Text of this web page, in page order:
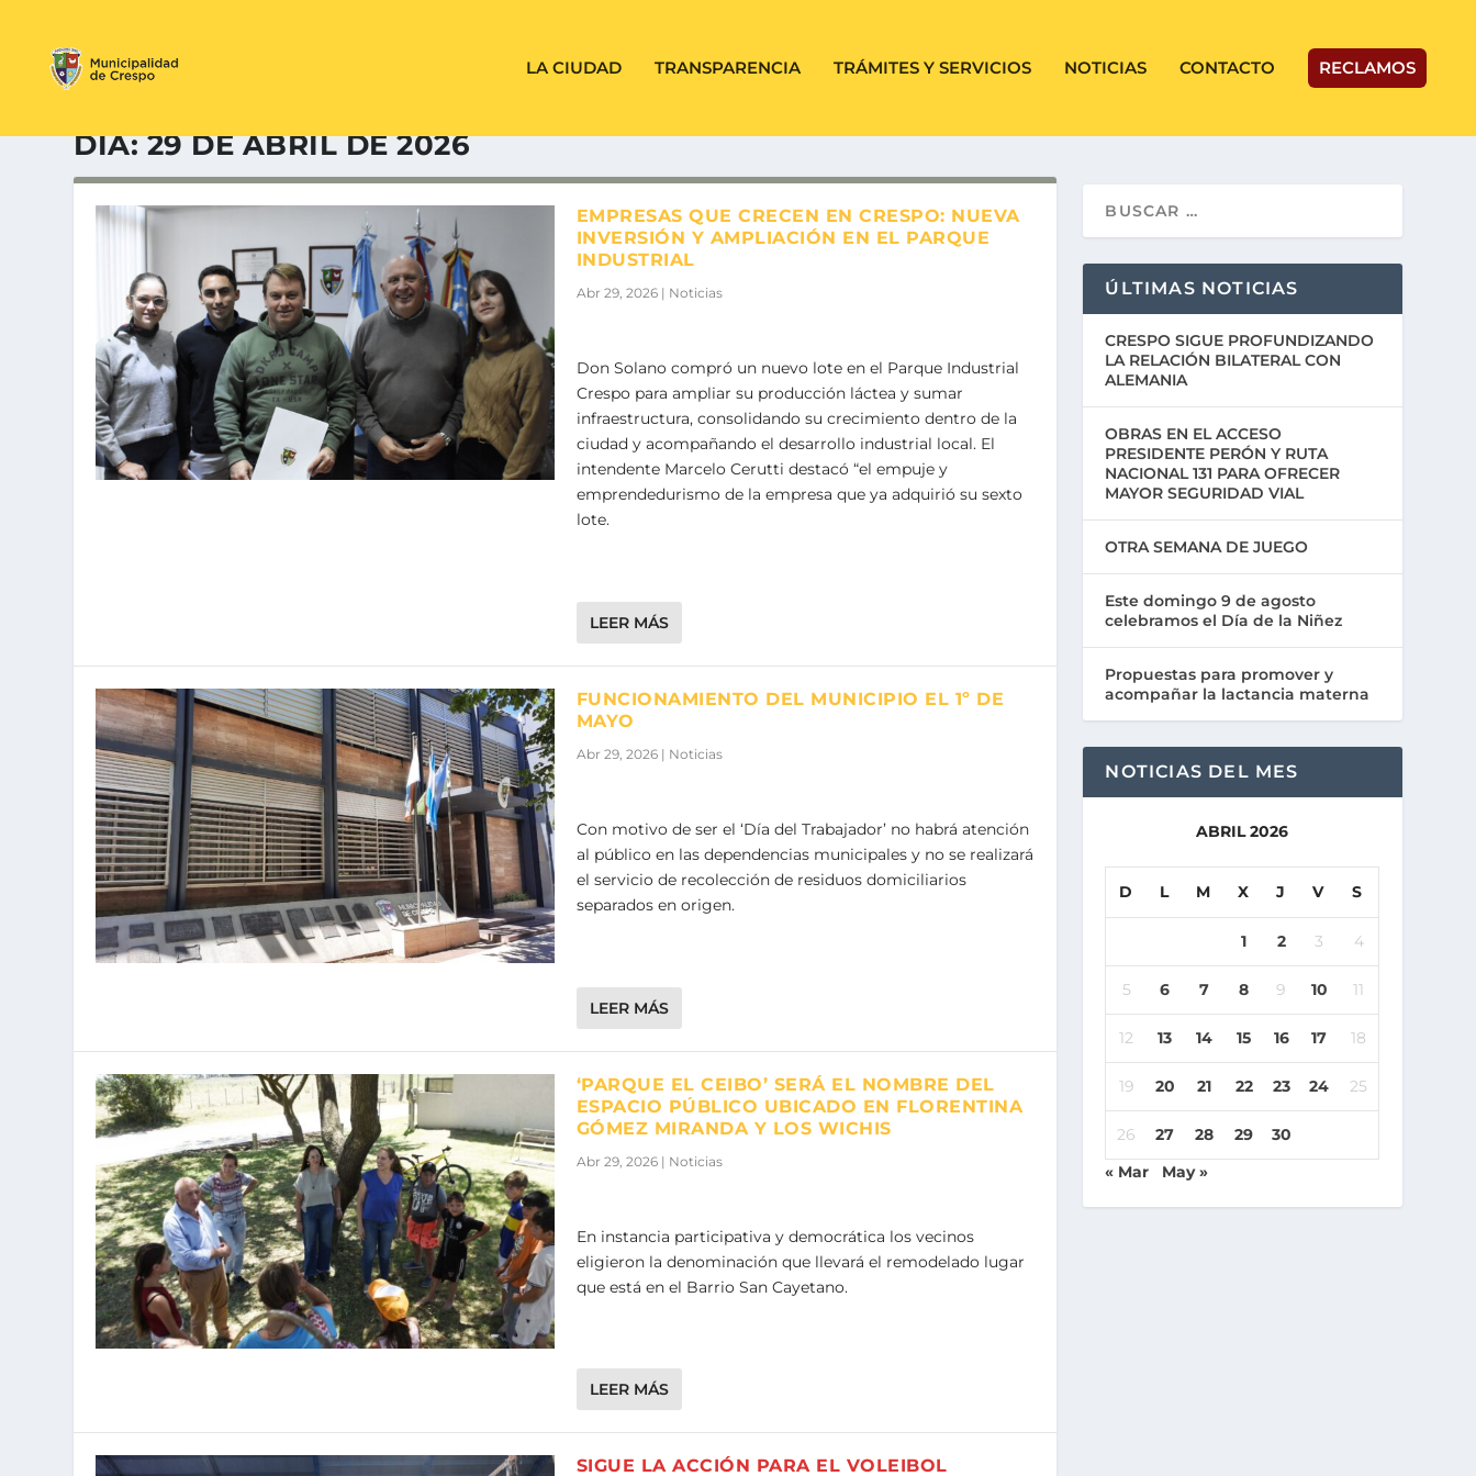
LA CIUDAD TRANSPARENCIA TRÁMITES Y SERVICIOS NOTICIAS CONTACTO RECLAMOS
DÍA:29 DE ABRIL DE 2026
EMPRESAS QUE CRECEN EN CRESPO: NUEVA
INVERSIÓN Y AMPLIACIÓN EN EL PARQUE
INDUSTRIAL
Abr 29, 2026| Noticias
Don Solano compró un nuevo lote en el Parque Industrial
Crespo para ampliar su producción láctea y sumar
infraestructura, consolidando su crecimiento dentro de la
ciudad y acompañando el desarrollo industrial local. El
intendente Marcelo Cerutti destacó “el empuje y
emprendedurismo de la empresa que ya adquirió su sexto
lote.
LEER MÁS
FUNCIONAMIENTO DEL MUNICIPIO EL 1º DE
MAYO
Abr 29, 2026| Noticias
Con motivo de ser el ‘Día del Trabajador’ no habrá atención
al público en las dependencias municipales y no se realizará
el servicio de recolección de residuos domiciliarios
separados en origen.
LEER MÁS
‘PARQUE EL CEIBO’ SERÁ EL NOMBRE DEL
ESPACIO PÚBLICO UBICADO EN FLORENTINA
GÓMEZ MIRANDA Y LOS WICHIS
Abr 29, 2026| Noticias
En instancia participativa y democrática los vecinos
eligieron la denominación que llevará el remodelado lugar
que está en el Barrio San Cayetano.
LEER MÁS
SIGUE LA ACCIÓN PARA EL VOLEIBOL
ÚLTIMAS NOTICIAS
CRESPO SIGUE PROFUNDIZANDO
LA RELACIÓN BILATERAL CON
ALEMANIA
OBRAS EN EL ACCESO
PRESIDENTE PERÓN Y RUTA
NACIONAL 131 PARA OFRECER
MAYOR SEGURIDAD VIAL
OTRA SEMANA DE JUEGO
Este domingo 9 de agosto
celebramos el Día de la Niñez
Propuestas para promover y
acompañar la lactancia materna
NOTICIAS DEL MES
ABRIL 2026
D L M X J V S
1 2 3 4
5 6 7 8 9 10 11
12 13 14 15 16 17 18
19 20 21 22 23 24 25
26 27 28 29
30
« Mar
May »